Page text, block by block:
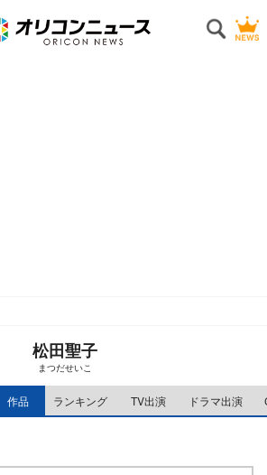
松田聖子
まつだせいこ
作品 ランキング TV出演 ドラマ出演